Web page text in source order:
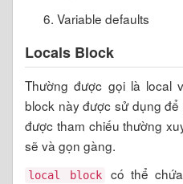
Variable defaults
Locals Block
Thường được gọi là local
block này được sử dụng
được tham chiếu thường
sẽ và gọn gàng.
local block
có thể